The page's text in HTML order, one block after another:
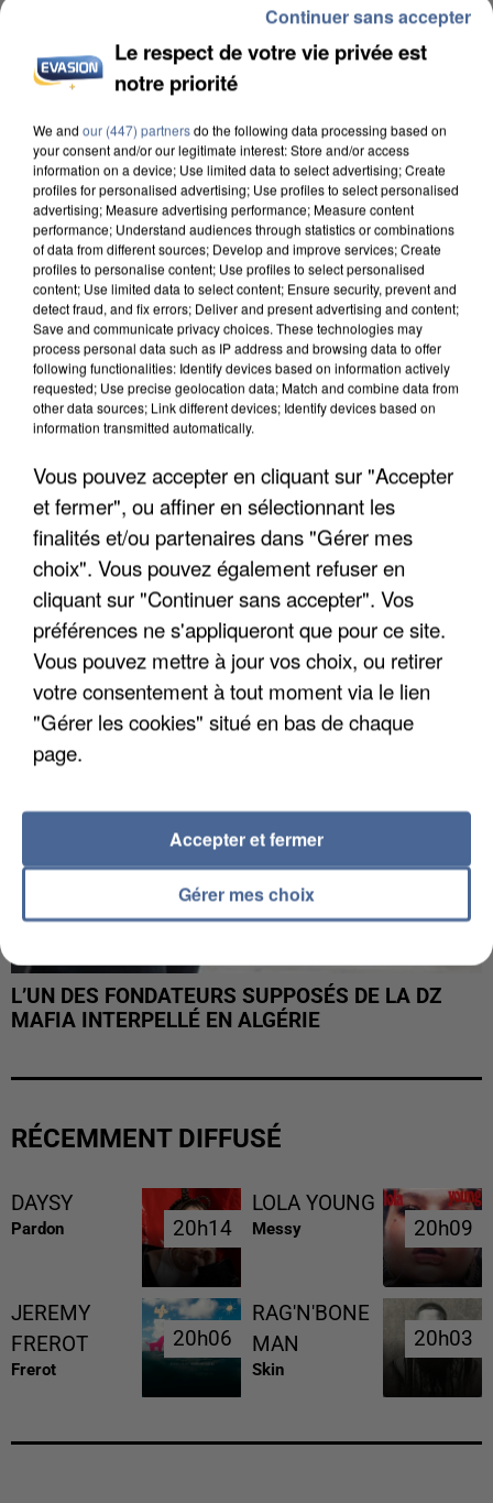
INCENDIES : L’ÎLE-DE-FRANCE LANCE UN ÉLAN
DE SOLIDARITÉ AVEC LES...
APRÈS TOUTES CES CANICULES, LES REFUGES
DE FAUNE SAUVAGE SONT...
L’UN DES FONDATEURS SUPPOSÉS DE LA DZ
MAFIA INTERPELLÉ EN ALGÉRIE
RÉCEMMENT DIFFUSÉ
DAYSY
Pardon 20h14
20h14
LOLA YOUNG
Messy 20h09
20h09
JEREMY
FREROT
Frerot
20h06
20h06
RAG'N'BONE
MAN
Skin
20h03
20h03
Le respect de votre vie privée est
notre priorité
We and our (447) partnersdo the following data processing based on
your consent and/or our legitimate interest: Store and/or access
information on a device; Use limited data to select advertising; Create
profiles for personalised advertising; Use profiles to select personalised
advertising; Measure advertising performance; Measure content
performance; Understand audiences through statistics or combinations
of data from different sources; Develop and improve services; Create
profiles to personalise content; Use profiles to select personalised
content; Use limited data to select content; Ensure security, prevent and
detect fraud, and fix errors; Deliver and present advertising and content;
Save and communicate privacy choices. These technologies may
process personal data such as IP address and browsing data to offer
following functionalities: Identify devices based on information actively
requested; Use precise geolocation data; Match and combine data from
other data sources; Link different devices; Identify devices based on
information transmitted automatically.
Vous pouvez accepter en cliquant sur "Accepter
et fermer", ou affiner en sélectionnant les
finalités et/ou partenaires dans "Gérer mes
choix". Vous pouvez également refuser en
cliquant sur "Continuer sans accepter". Vos
préférences ne s'appliqueront que pour ce site.
Vous pouvez mettre à jour vos choix, ou retirer
votre consentement à tout moment via le lien
"Gérer les cookies" situé en bas de chaque
page.
Gérer mes choix
Accepter et fermer
Continuer sans accepter